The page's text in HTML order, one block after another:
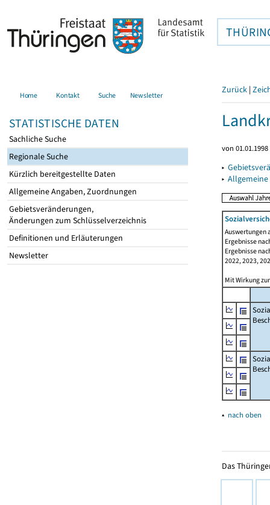
Home Kontakt Suche Newsletter
STATISTISCHE DATEN
Sachliche Suche
Regionale Suche
Kürzlich bereitgestellte Daten
Allgemeine Angaben, Zuordnungen
Gebietsveränderungen,
Änderungen zum Schlüsselverzeichnis
Definitionen und Erläuterungen
Newsletter
Zurück |
von
▸
▸
Auswertungen
Ergebnisse
Ergebnisse
2022, 2023,
Mit Wirkung
▴ nach oben
Das